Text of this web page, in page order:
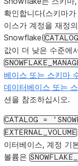
확인합니다(스키마
이스가 계정을 재정
Snowflake(CATALOG
값이 더 낮은 수준에
베이스 또는 스키마
데이터베이스 또는
션을 참조하십시오.
CATALOG =
EXTERNAL_VOLUME
이터베이스, 계정 기
볼륨은